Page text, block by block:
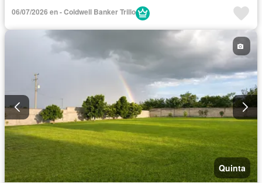
06/07/2026 en - Coldwell Banker Trillo
Quinta